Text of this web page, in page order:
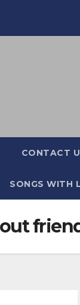
CONTACT
SONGS WITH